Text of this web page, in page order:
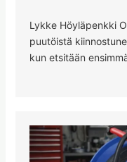
Lykke Höyläpenkki
puutöistä
kun etsitään